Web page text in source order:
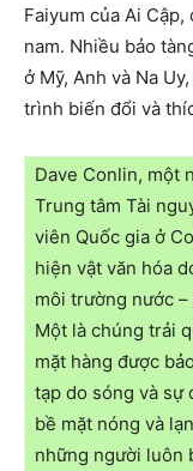
Faiyum của Ai
nam. Nhiều bảo
ở Mỹ, Anh và Na
trình biến đổi và
Dave Conlin, một
Trung tâm Tài
viên Quốc gia ở
hiện vật văn hóa
môi trường nước
Một là chúng trải
mặt hàng được
tạp do sóng và sự
bề mặt nóng và
những người luôn